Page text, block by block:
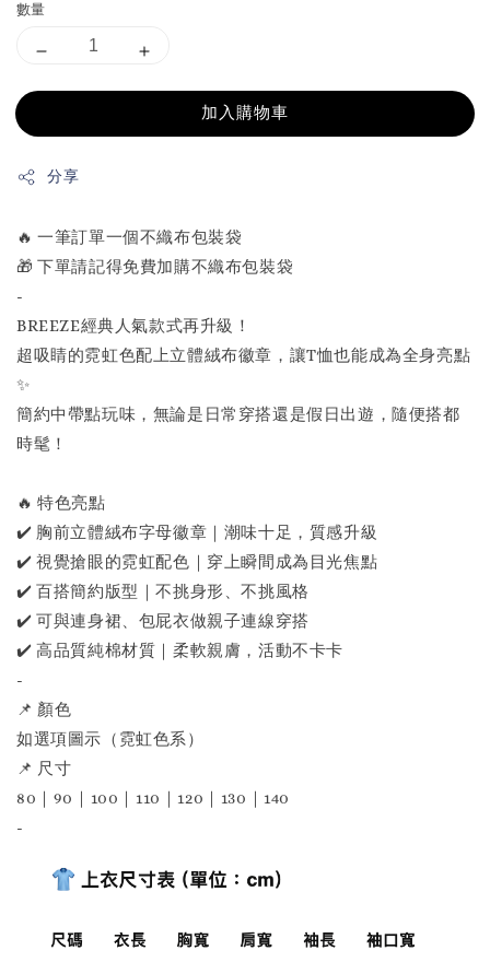
數量
加入購物車
分享
🔥 一筆訂單一個不織布包裝袋
🎁 下單請記得免費加購不織布包裝袋
-
BREEZE經典人氣款式再升級！
超吸睛的霓虹色配上立體絨布徽章，讓T恤也能成為全身亮點
✨
簡約中帶點玩味，無論是日常穿搭還是假日出遊，隨便搭都
時髦！
🔥 特色亮點
✔️ 胸前立體絨布字母徽章｜潮味十足，質感升級
✔️ 視覺搶眼的霓虹配色｜穿上瞬間成為目光焦點
✔️ 百搭簡約版型｜不挑身形、不挑風格
✔️ 可與連身裙、包屁衣做親子連線穿搭
✔️ 高品質純棉材質｜柔軟親膚，活動不卡卡
-
📌 顏色
如選項圖示（霓虹色系）
📌 尺寸
80｜90｜100｜110｜120｜130｜140
-